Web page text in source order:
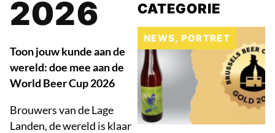
2026
Toon jouw kunde aan de
wereld: doe mee aan de
World Beer Cup 2026
Brouwers van de Lage
Landen, de wereld is klaar
CATEGORIE
NEWS, PORTRET